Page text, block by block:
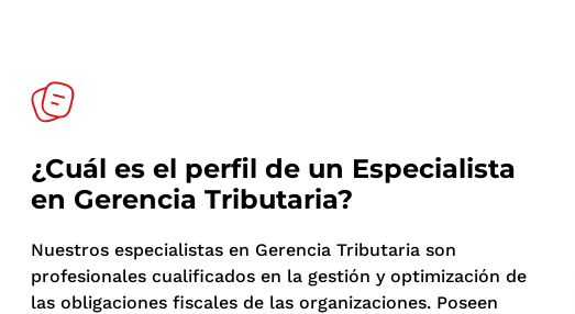
¿Cuál es el perfil de un Especialista
en Gerencia Tributaria?
Nuestros especialistas en Gerencia Tributaria son
profesionales cualificados en la gestión y optimización de
las obligaciones fiscales de las organizaciones. Poseen